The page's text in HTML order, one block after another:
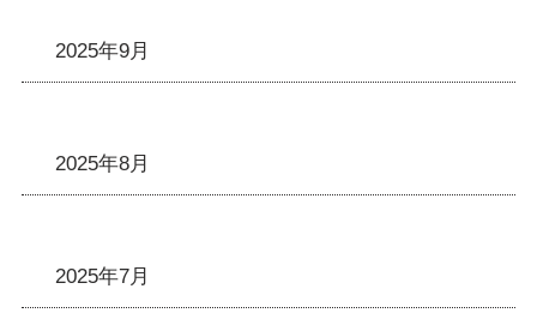
2025年9月
2025年8月
2025年7月